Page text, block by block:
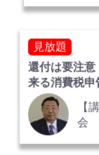
見放題
還付は要注
来る消費税
【
会